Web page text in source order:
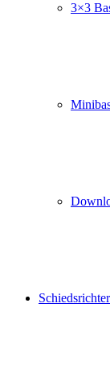
3×3
Schiedsrichter